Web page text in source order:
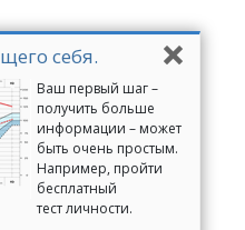
себя.
Ваш первый шаг –
получить больше
информации – может
быть очень простым.
Например, пройти
бесплатный
тест личности.
человека